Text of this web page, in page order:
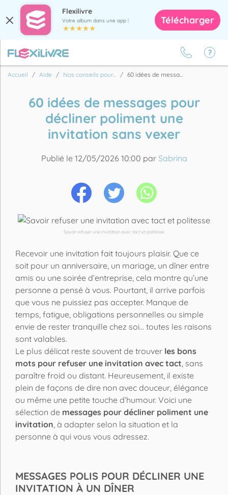
Flexilivre
Votre album dans une app ! Télécharger
Accueil Aide Nos conseils pour... 60 idées de messa...
60 idées de messages pour
décliner poliment une
invitation sans vexer
Publié le 12/05/2026 10:00 par Sabrina
Savoir refuser une invitation avec tact et politesse
Recevoir une invitation fait toujours plaisir. Que ce
soit pour un anniversaire, un mariage, un dîner entre
amis ou une soirée d’entreprise, cela montre qu’une
personne a pensé à vous. Pourtant, il arrive parfois
que vous ne puissiez pas accepter. Manque de
temps, fatigue, obligations personnelles ou simple
envie de rester tranquille chez soi… toutes les raisons
sont valables.
Le plus délicat reste souvent de trouver les bons
mots pour refuser une invitation avec tact , sans
paraître froid ou distant. Heureusement, il existe
plein de façons de dire non avec douceur, élégance
ou même une petite touche d’humour. Voici une
sélection de messages pour décliner poliment une
invitation , à adapter selon la situation et la
personne à qui vous vous adressez.
MESSAGES POLIS POUR DÉCLINER UNE
INVITATION À UN DÎNER